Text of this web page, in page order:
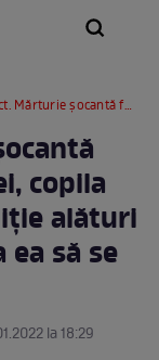
copila lovită de mașina de poliție alături de Raisa: „Am strigat la ea să se trezească”
copila
alături
să se
la 18:29